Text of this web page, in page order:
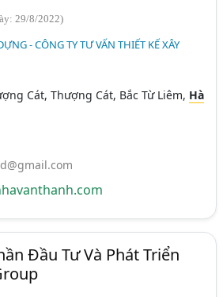
29/8/2022)
- CÔNG TY TƯ VẤN THIẾT KẾ XÂY
Cát, Thượng Cát, Bắc Từ Liêm, Hà
Đầu Tư Và Phát Triển